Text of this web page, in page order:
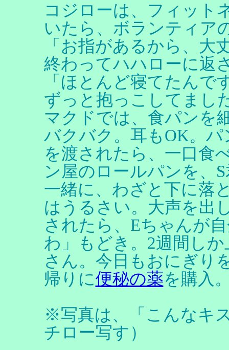
コジローは、フィット
いたら、ボランティア
「お指があるから、大
終わってハハローに返
「ほとんど寝てたんで
ずっと抱っこしてまし
マクドでは、食パンを
バクバク。耳もOK。
を渡されたら、一口食
ン屋のロールパンを、
一緒に、わざと下に落
はうるさい。大声を出
されたら、Eちゃんが
わ」もどき。2週間し
さん。今日もおにぎり
帰りに便秘の薬を購入
※写真は、「こんなキ
チロー写す）